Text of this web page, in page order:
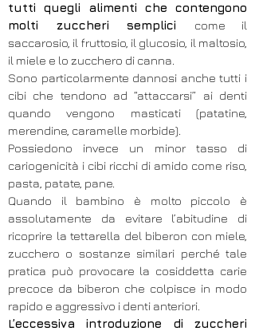
tutti quegli alimenti che contengono
molti zuccheri semplici come il
saccarosio, il fruttosio, il glucosio, il maltosio,
il miele e lo zucchero di canna.
Sono particolarmente dannosi anche tutti i
cibi che tendono ad “attaccarsi” ai denti
quando vengono masticati (patatine,
merendine, caramelle morbide).
Possiedono invece un minor tasso di
cariogenicità i cibi ricchi di amido come riso,
pasta, patate, pane.
Quando il bambino è molto piccolo è
assolutamente da evitare l’abitudine di
ricoprire la tettarella del biberon con miele,
zucchero o sostanze similari perché tale
pratica può provocare la cosiddetta carie
precoce da biberon che colpisce in modo
rapido e aggressivo i denti anteriori.
L’eccessiva introduzione di zuccheri